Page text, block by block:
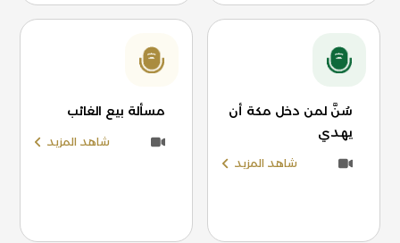
سُنَّ لمن دخل مكة أن
يهدي
شاهد المزيد
مسألة بيع الغائب
شاهد المزيد